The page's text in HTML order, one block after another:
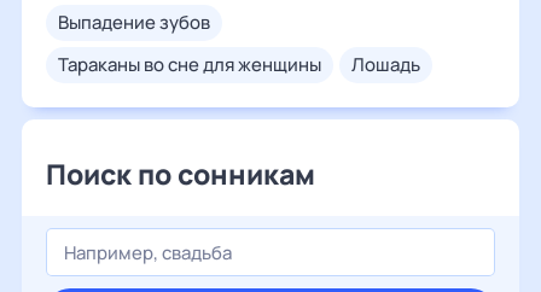
выпадение зубов
тараканы во сне для женщины
лошадь
Поиск по сонникам